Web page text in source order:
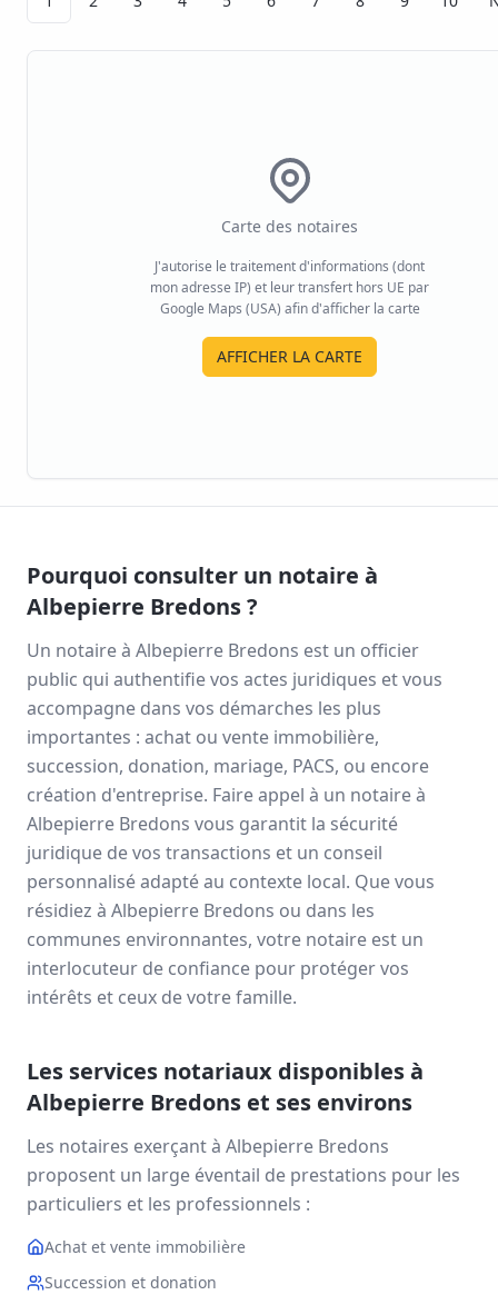
Carte des notaires
J'autorise le traitement d'informations (dont
mon adresse IP) et leur transfert hors UE par
Google Maps (USA) afin d'afficher la carte
AFFICHER LA CARTE
Pourquoi consulter un notaire à
Albepierre Bredons?
Un notaire à Albepierre Bredons est un officier
public qui authentifie vos actes juridiques et vous
accompagne dans vos démarches les plus
importantes : achat ou vente immobilière,
succession, donation, mariage, PACS, ou encore
création d'entreprise. Faire appel à un notaire à
Albepierre Bredons vous garantit la sécurité
juridique de vos transactions et un conseil
personnalisé adapté au contexte local. Que vous
résidiez à Albepierre Bredons ou dans les
communes environnantes, votre notaire est un
interlocuteur de confiance pour protéger vos
intérêts et ceux de votre famille.
Les services notariaux disponibles à
Albepierre Bredons et ses environs
Les notaires exerçant à Albepierre Bredons
proposent un large éventail de prestations pour les
particuliers et les professionnels :
Achat et vente immobilière
Succession et donation